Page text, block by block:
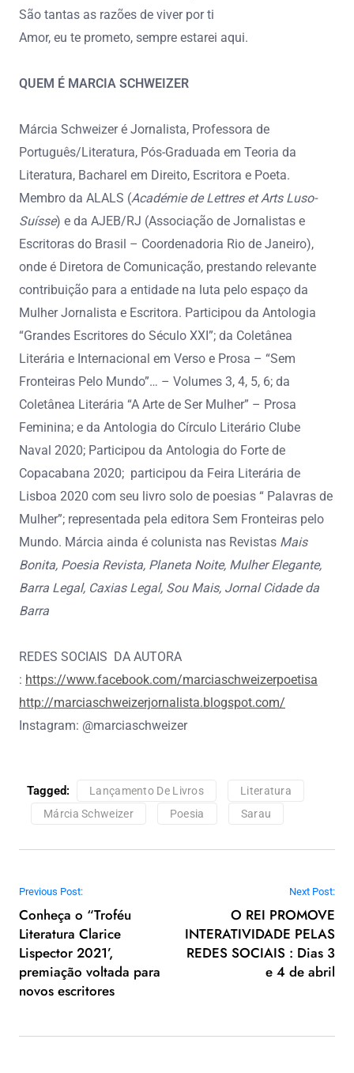
São tantas as razões de viver por ti
Amor, eu te prometo, sempre estarei aqui.
QUEM É MARCIA SCHWEIZER
Márcia Schweizer é Jornalista, Professora de
Português/Literatura, Pós-Graduada em Teoria da
Literatura, Bacharel em Direito, Escritora e Poeta.
Membro da ALALS (Académie de Lettres et Arts Luso-
Suísse) e da AJEB/RJ (Associação de Jornalistas e
Escritoras do Brasil – Coordenadoria Rio de Janeiro),
onde é Diretora de Comunicação, prestando relevante
contribuição para a entidade na luta pelo espaço da
Mulher Jornalista e Escritora. Participou da Antologia
“Grandes Escritores do Século XXI”; da Coletânea
Literária e Internacional em Verso e Prosa – “Sem
Fronteiras Pelo Mundo”… – Volumes 3, 4, 5, 6; da
Coletânea Literária “A Arte de Ser Mulher” – Prosa
Feminina; e da Antologia do Círculo Literário Clube
Naval 2020; Participou da Antologia do Forte de
Copacabana 2020; participou da Feira Literária de
Lisboa 2020 com seu livro solo de poesias “ Palavras de
Mulher”; representada pela editora Sem Fronteiras pelo
Mundo. Márcia ainda é colunista nas Revistas Mais
Bonita, Poesia Revista, Planeta Noite, Mulher Elegante,
Barra Legal, Caxias Legal, Sou Mais, Jornal Cidade da
Barra
REDES SOCIAIS DA AUTORA
: https://www.facebook.com/marciaschweizerpoetisa
http://marciaschweizerjornalista.blogspot.com/
Instagram: @marciaschweizer
Tagged: Lançamento De Livros
Literatura
Márcia Schweizer
Poesia Sarau
Navegação de Post
Previous Post:
Conheça o “Troféu
Literatura Clarice
Lispector 2021’,
premiação voltada para
novos escritores
Next Post:
O REI PROMOVE
INTERATIVIDADE PELAS
REDES SOCIAIS : Dias 3
e 4 de abril